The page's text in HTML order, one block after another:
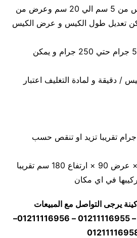
حجم الكيس طول الكيس من 5 سم الي 20 سم وعرض من
سم و يمكن تعديل طول الكيس و عرض الكيس
كمية المواد المعبأه من 5 جرام حتي 250 جرام و يمكن
التعبئة 50-80 كيس / دقيقة و لمادة التغليف اعتبار
300 كيلو جرام تقريبا تزيد او تنقص حسب
أبعاد الماكينة طول 90 × عرض 90 × ارتفاع 180 سم تقريبا
في اي مكان
يرجى التواصل مع المبيعات
موبايل 01211116954 – 01211116955 – 01211116956–